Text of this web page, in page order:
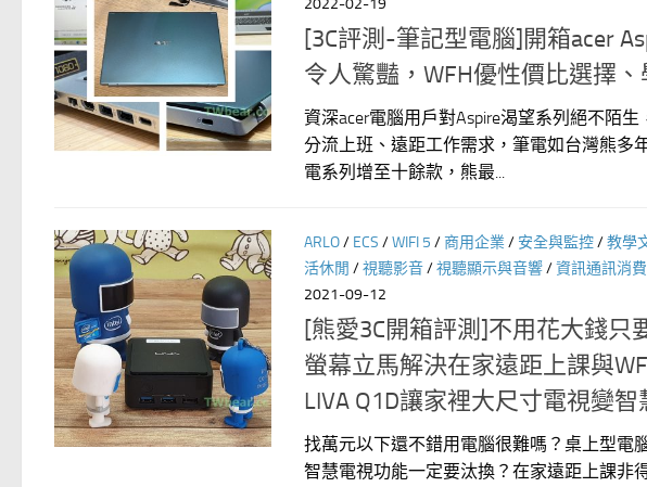
[3C評測-筆記型電腦]開箱acer
令人驚豔，WFH優性價比選擇
資深acer電腦用戶對Aspire渴望系列絕不陌
分流上班、遠距工作需求，筆電如台灣熊多
電系列增至十餘款，熊最...
ARLO/ ECS /WIFI 5 /商用企業/ 安全與監控/教學
活休閒 /視聽影音/視聽顯示與音響/資訊通訊消
2021-09-12
[熊愛3C開箱評測]不用花大錢
螢幕立馬解決在家遠距上課與
LIVA Q1D讓家裡大尺寸電視變
找萬元以下還不錯用電腦很難嗎？桌上型電
智慧電視功能一定要汰換？在家遠距上課非